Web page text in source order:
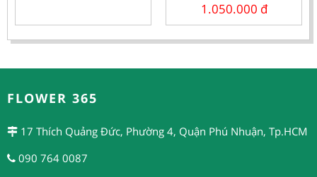
1.050.000 đ
FLOWER 365
17 Thích Quảng Đức, Phường 4, Quận Phú Nhuận, Tp.HCM
090 764 0087